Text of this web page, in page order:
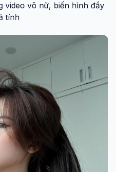
video võ nữ, biến hình đầy
tính